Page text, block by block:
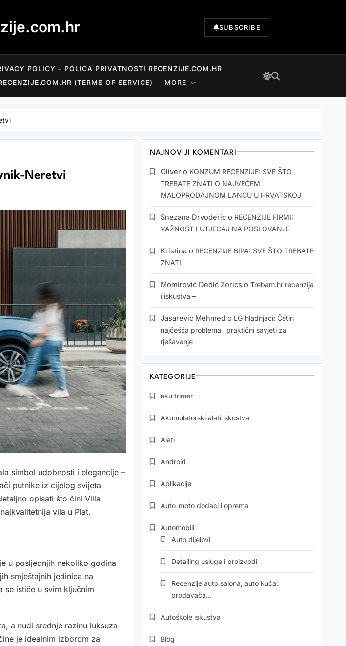
SUBSCRIBE
POLICY – POLICA PRIVATNOSTI RECENZIJE.COM.HR
(TERMS OF SERVICE) MORE
Neretvi
simbol udobnosti i elegancije –
putnike iz cijelog svijeta
opisati što čini Villa
vila u Plat.
u posljednjih nekoliko godina
smještajnih jedinica na
se ističe u svim ključnim
a nudi srednje razinu luksuza
je idealnim izborom za
NAJNOVIJI KOMENTARI
Oliver o KONZUM RECENZIJE: SVE ŠTO
TREBATE ZNATI O NAJVEĆEM
MALOPRODAJNOM LANCU U HRVATSKOJ
Snezana Drvoderic o RECENZIJE FIRMI:
VAŽNOST I UTJECAJ NA POSLOVANJE
Kristina o RECENZIJE BIPA: SVE ŠTO TREBATE
ZNATI
Momirović Dedić Zorics o Trebam.hr recenzija
i iskustva –
Jasarevic Mehmed o LG hladnjaci: Četiri
najčešća problema i praktični savjeti za
rješavanje
KATEGORIJE
aku trimer
Akumulatorski alati iskustva
Alati
Android
Aplikacije
Auto-moto dodaci i oprema
Automobili
Auto dijelovi
Detailing usluge i proizvodi
Recenzije auto salona, auto kuća,
prodavača…
Autoškole iskustva
Blog